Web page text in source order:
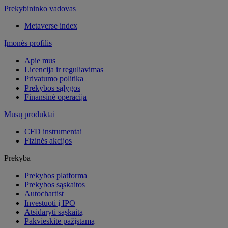
Prekybininko vadovas
Metaverse index
Įmonės profilis
Apie mus
Licencija ir reguliavimas
Privatumo politika
Prekybos sąlygos
Finansinė operacija
Mūsų produktai
CFD instrumentai
Fizinės akcijos
Prekyba
Prekybos platforma
Prekybos sąskaitos
Autochartist
Investuoti į IPO
Atsidaryti sąskaitą
Pakvieskite pažįstamą